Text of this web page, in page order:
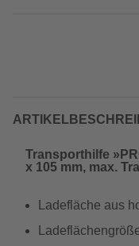
Transporthilfe
x 105 mm, max.
Ladefläche aus